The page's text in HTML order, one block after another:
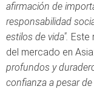
afirmación de
responsabilidad
estilos de vida". Este
del mercado en Asia:
profundos y
confianza a pesar